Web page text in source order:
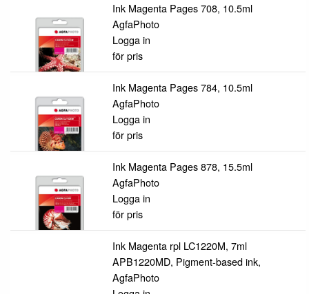
Ink Magenta Pages 708, 10.5ml
AgfaPhoto
Logga in
för pris
Ink Magenta Pages 784, 10.5ml
AgfaPhoto
Logga in
för pris
Ink Magenta Pages 878, 15.5ml
AgfaPhoto
Logga in
för pris
Ink Magenta rpl LC1220M, 7ml
APB1220MD, Pigment-based ink,
AgfaPhoto